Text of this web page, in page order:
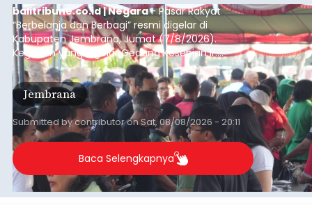
balitribune.co.id | Negara- Pasar Rakyat
“Berbelanja dan Berbagi” resmi digelar di
Kabupaten Jembrana, Jumat (7/8/2026).
Kegiatan yang digelar Gedung Kesenian Ir.
Soekarno ini memadukan pemberdayaan
ekonomi masyarakat dengan aksi sosial tersebut
mendapat antusiasme tinggi dan mencatat nilai
transaksi mencapai Rp672.733.200.
Jembrana
Submitted bycontributoronSat, 08/08/2026 - 20:11
Baca Selengkapnya